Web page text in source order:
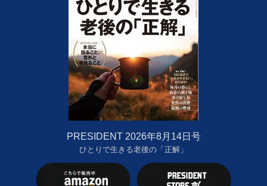
PRESIDENT 2026年8月14日号
ひとりで生きる老後の「正解」